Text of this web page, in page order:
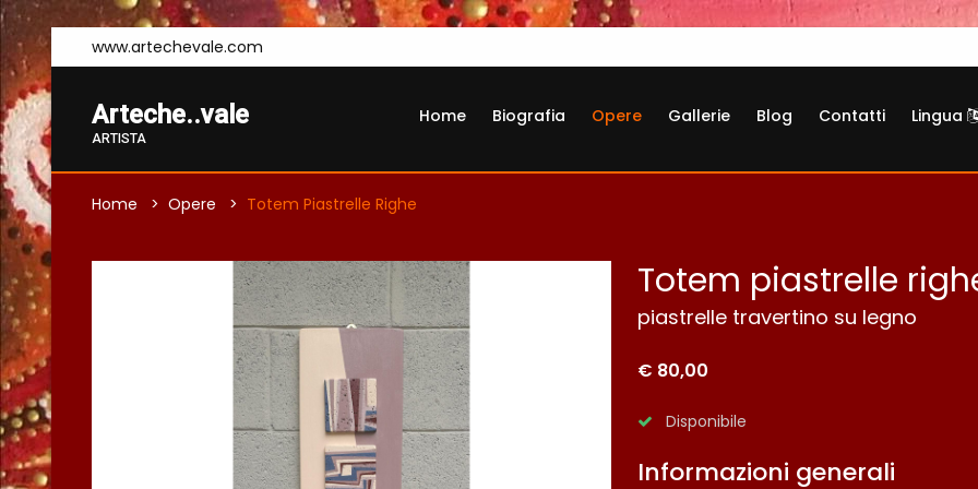
www.artechevale.com
Arteche..vale
ARTISTA
Home Biografia Opere Gallerie Blog Contatti Lingua
Home Opere Totem Piastrelle Righe
Totem piastrelle
piastrelle travertino su legno
€ 80,00
Disponibile
Informazioni generali